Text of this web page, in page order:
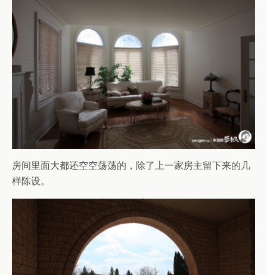
房间里面大都还空空荡荡的，除了上一家房主留下来的几
样陈设。